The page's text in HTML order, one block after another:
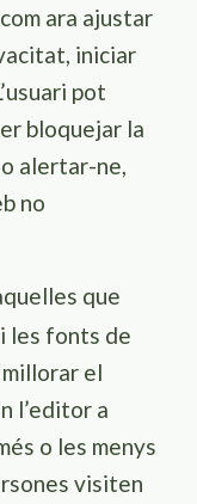
ara ajustar
iniciar
pot
bloquejar la
o alertar-ne,
no
que
les fonts de
el
l’editor a
o les menys
visiten